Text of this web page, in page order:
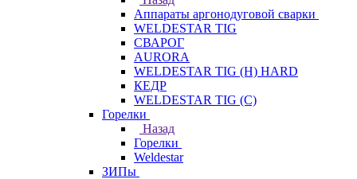
Аппараты аргонодуговой сварки
WELDESTAR TIG
СВАРОГ
AURORA
WELDESTAR TIG (H) HARD
КЕДР
WELDESTAR TIG (С)
Горелки
Назад
Горелки
Weldestar
ЗИПы